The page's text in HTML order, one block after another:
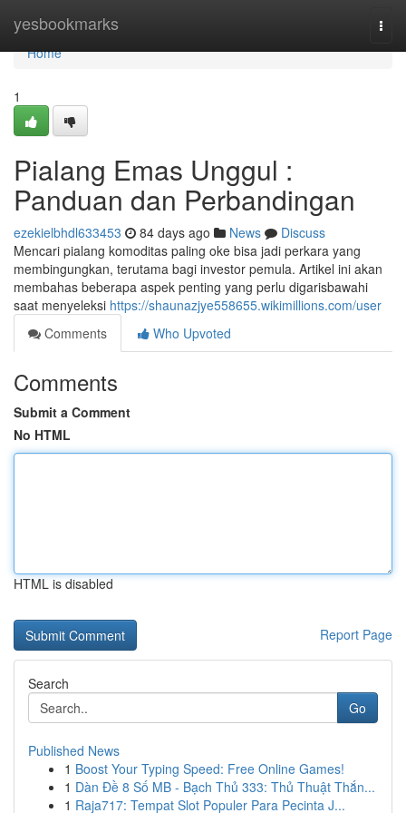
yesbookmarks
Home
Home
1
Pialang Emas Unggul :
Panduan dan Perbandingan
ezekielbhdl633453 84 days ago News
Discuss
Mencari pialang komoditas paling oke bisa jadi perkara yang
membingungkan, terutama bagi investor pemula. Artikel ini akan
membahas beberapa aspek penting yang perlu digarisbawahi
saat menyeleksi https://shaunazjye558655.wikimillions.com/user
Comments
Who Upvoted
Comments
Submit a Comment
No HTML
HTML is disabled
Report Page
Search
Go
Published News
1 Boost Your Typing Speed: Free Online Games!
1 Dàn Đề 8 Số MB - Bạch Thủ 333: Thủ Thuật Thắn...
1 Raja717: Tempat Slot Populer Para Pecinta J...